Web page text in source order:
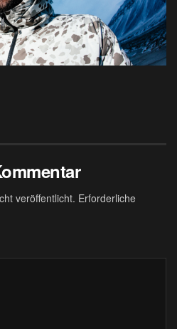
veröffentlicht. Erforderliche